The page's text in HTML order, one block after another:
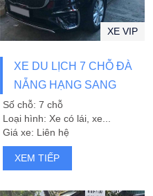
XE DU LỊCH 7 CHỖ ĐÀ
NẴNG HẠNG SANG
XE VIP
Số chỗ: 7 chỗ
Loại hình: Xe có lái, xe...
Giá xe: Liên hệ
XEM TIẾP